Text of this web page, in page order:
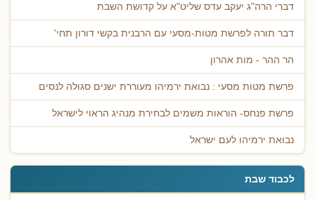
דברי הרה"ג יעקב עדס שליט"א על קדושת השבת
דבר תורה לפרשת מטות-מסעי עם הרבנית בקשי דורון תחי'
הר ההר - מות אהרון
פרשת מטות מסעי : נבואת ירמיהו מעוררת ישנים סגולה לנסים
פרשת פנחס- הוראות משמים לבחירת מנהיג הראוי לישראל
נבואת ירמיהו לעם ישראל
לכבוד שבת